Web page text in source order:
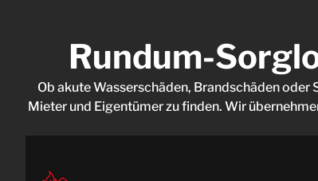
Rundum-
Ob akute Wasserschäden, Brandschäden
Mieter und Eigentümer zu finden. Wir